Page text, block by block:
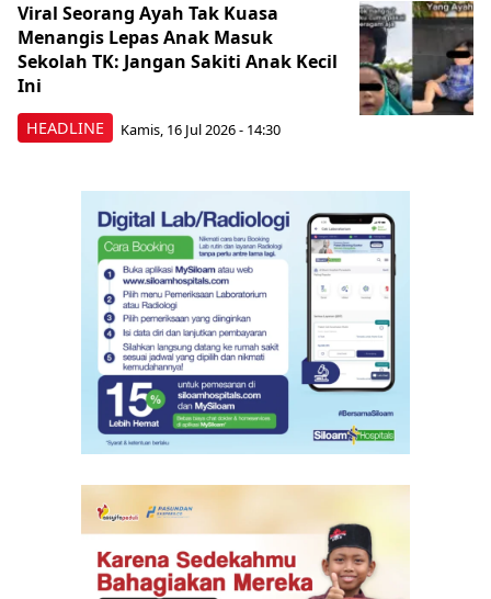
HEADLINE
Viral Seorang Ayah Tak Kuasa
Menangis Lepas Anak Masuk
Sekolah TK: Jangan Sakiti Anak Kecil
Ini
Kamis, 16 Jul 2026 - 14:30